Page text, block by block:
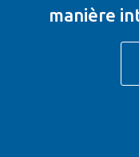
manière